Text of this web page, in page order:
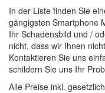
In der Liste finden Sie
gängigsten Smartphone
Ihr Schadensbild und /
nicht, dass wir Ihnen
Kontaktieren Sie uns
schildern Sie uns Ihr
Alle Preise inkl.